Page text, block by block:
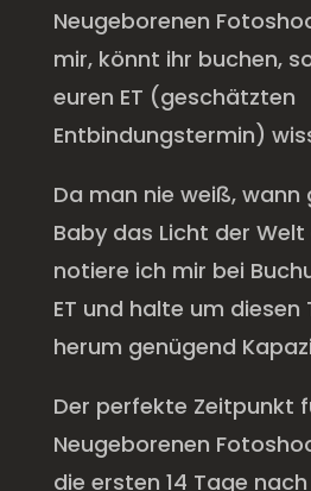
Neugeborenen
mir, könnt ihr buchen,
euren ET (geschätzten
Entbindungstermin)
Da man nie weiß, wann
Baby das Licht der
notiere ich mir bei
ET und halte um diesen
herum genügend
Der perfekte Zeitpunkt
Neugeborenen
die ersten 14 Tage